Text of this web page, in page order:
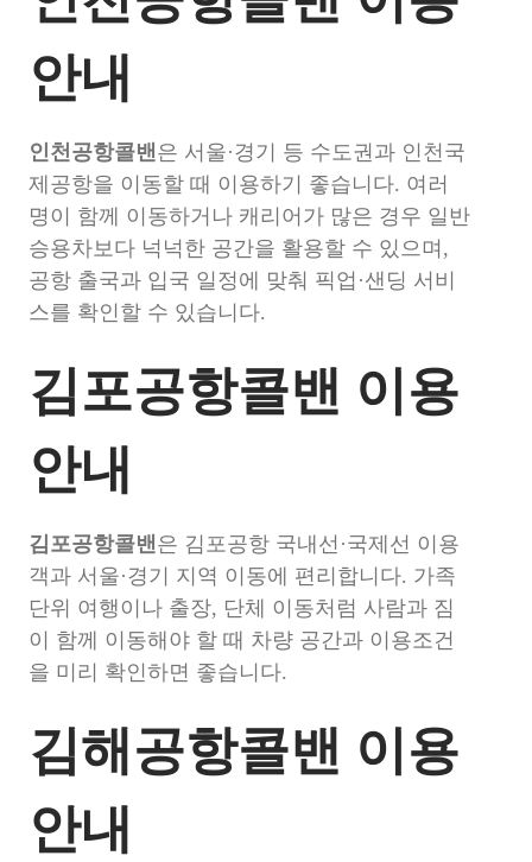
안내
인천공항콜밴은 서울·경기 등 수도권과 인천국
제공항을 이동할 때 이용하기 좋습니다. 여러
명이 함께 이동하거나 캐리어가 많은 경우 일반
승용차보다 넉넉한 공간을 활용할 수 있으며,
공항 출국과 입국 일정에 맞춰 픽업·샌딩 서비
스를 확인할 수 있습니다.
김포공항콜밴 이용
안내
김포공항콜밴은 김포공항 국내선·국제선 이용
객과 서울·경기 지역 이동에 편리합니다. 가족
단위 여행이나 출장, 단체 이동처럼 사람과 짐
이 함께 이동해야 할 때 차량 공간과 이용조건
을 미리 확인하면 좋습니다.
김해공항콜밴 이용
안내